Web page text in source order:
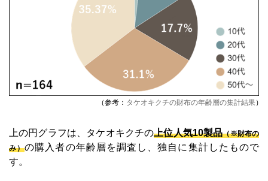
（参考： タケオキクチの財布の年齢層の集計結果）
上の円グラフは、タケオキクチの上位人気10製品（※財布の
み）の購入者の年齢層を調査し、独自に集計したもので
す。